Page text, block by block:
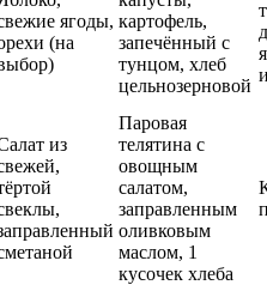
ягоды,
(на
картофель,
запечённый с
тунцом, хлеб
цельнозерновой
из
Паровая
телятина с
овощным
салатом,
заправленным
оливковым
маслом, 1
кусочек хлеба